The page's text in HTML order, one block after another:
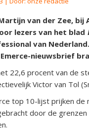
Martijn van der Zee,
lezers van het blad
van
nieuwsbrief
22,6 procent van de
Victor van Tol
top 10-lijst prijken de
door de